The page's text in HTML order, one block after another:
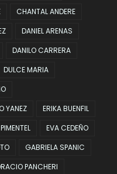
CHANTAL ANDERE
DANIEL ARENAS
DANILO CARRERA
DULCE MARIA
YANEZ
ERIKA BUENFIL
EVA CEDEÑO
GABRIELA SPANIC
PANCHERI